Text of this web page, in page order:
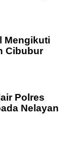
Mengikuti
Cibubur
Polres
Nelayan